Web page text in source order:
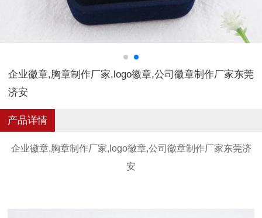
企业徽章,胸章制作厂家,logo徽章,公司徽章制作厂家东莞
济安
产品详情
企业徽章,胸章制作厂家,logo徽章,公司徽章制作厂家东莞济
安